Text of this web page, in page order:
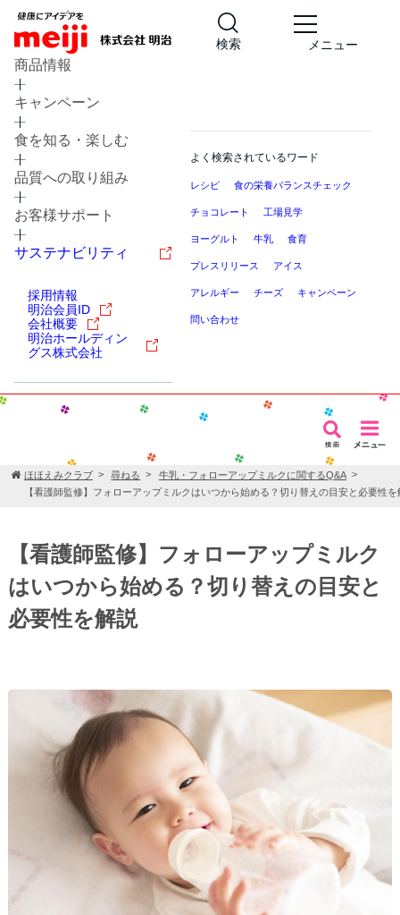
検索 メニュー
商品情報
キャンペーン
食を知る・楽しむ
品質への取り組み
お客様サポート
サステナビリティ
採用情報
明治会員ID
会社概要
明治ホールディン
グス株式会社
よく検索されているワード
レシピ 食の栄養バランスチェック
チョコレート 工場見学
ヨーグルト 牛乳 食育
プレスリリース アイス
アレルギー チーズ キャンペーン
問い合わせ
ほほえみクラブ 尋ねる
牛乳・フォローアップミルクに関するQ&A
【看護師監修】フォローアップミルクはいつから始める？切り替えの目安と必要性を
【看護師監修】フォローアップミルク
はいつから始める？切り替えの目安と
必要性を解説